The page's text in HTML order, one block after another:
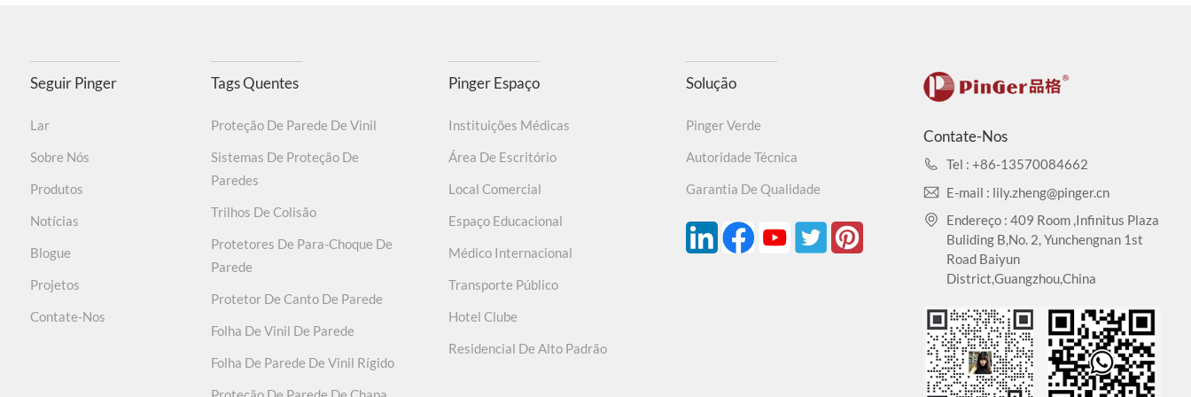
Seguir Pinger
Lar
Sobre Nós
Produtos
Notícias
Blogue
Projetos
Contate-Nos
Tags Quentes
Proteção De Parede De Vinil
Sistemas De Proteção De
Paredes
Trilhos De Colisão
Protetores De Para-Choque De
Parede
Protetor De Canto De Parede
Folha De Vinil De Parede
Folha De Parede De Vinil Rígido
Pinger Espaço
Instituições Médicas
Área De Escritório
Local Comercial
Espaço Educacional
Médico Internacional
Transporte Público
Hotel Clube
Residencial De Alto Padrão
Solução
Pinger Verde
Autoridade Técnica
Garantia De Qualidade
Contate-Nos
Tel : +86-13570084662
E-mail : lily.zheng@pinger.cn
Endereço : 409 Room ,Infinitus Plaza
Buliding B,No. 2, Yunchengnan 1st
Road Baiyun
District,Guangzhou,China